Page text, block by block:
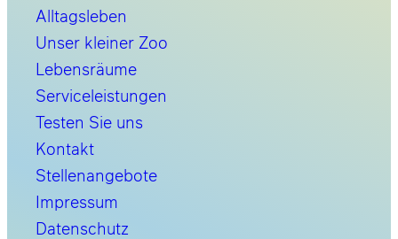
Alltagsleben
Unser kleiner Zoo
Lebensräume
Serviceleistungen
Testen Sie uns
Kontakt
Stellenangebote
Impressum
Datenschutz